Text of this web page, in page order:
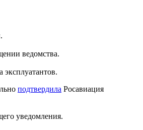
ведомства.
подтвердила Росавиация
уведомления.